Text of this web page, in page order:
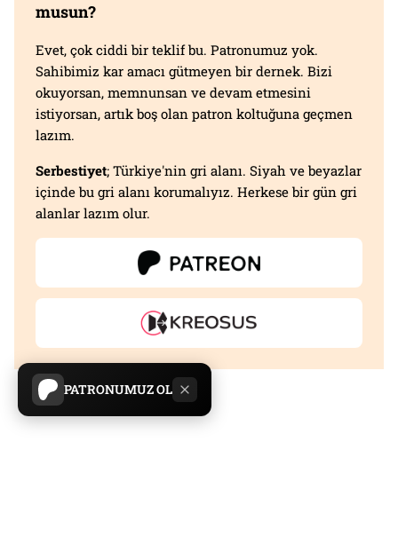
PATRONUMUZ OL
musun?
Evet, çok ciddi bir teklif bu. Patronumuz yok.
Sahibimiz kar amacı gütmeyen bir dernek. Bizi
okuyorsan, memnunsan ve devam etmesini
istiyorsan, artık boş olan patron koltuğuna geçmen
lazım.
Serbestiyet; Türkiye'nin gri alanı. Siyah ve beyazlar
içinde bu gri alanı korumalıyız. Herkese bir gün gri
alanlar lazım olur.